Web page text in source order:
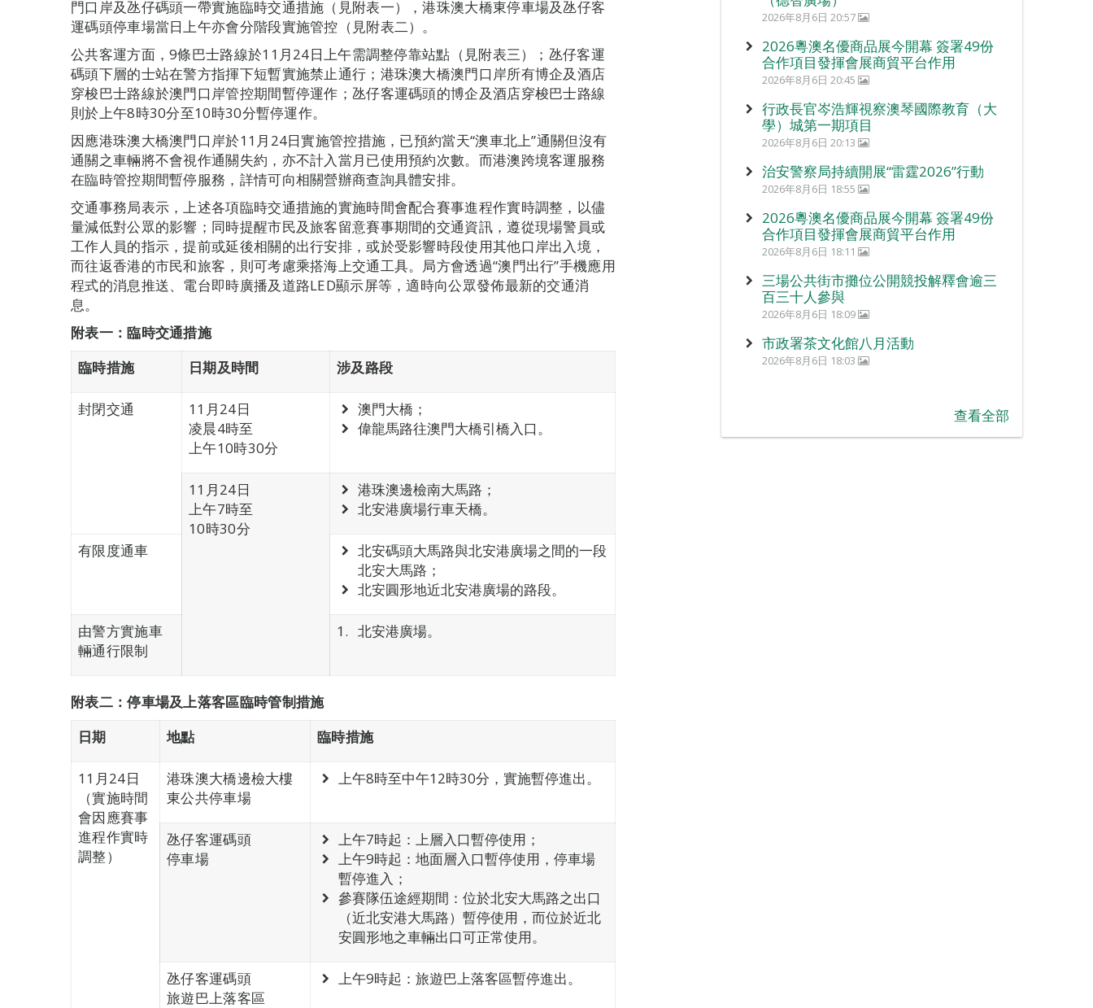
門口岸及氹仔碼頭一帶實施臨時交通措施（見附表一），港珠澳大橋東停車場及氹仔客
運碼頭停車場當日上午亦會分階段實施管控（見附表二）。
公共客運方面，9條巴士路線於11月24日上午需調整停靠站點（見附表三）；氹仔客運
碼頭下層的士站在警方指揮下短暫實施禁止通行；港珠澳大橋澳門口岸所有博企及酒店
穿梭巴士路線於澳門口岸管控期間暫停運作；氹仔客運碼頭的博企及酒店穿梭巴士路線
則於上午8時30分至10時30分暫停運作。
因應港珠澳大橋澳門口岸於11月24日實施管控措施，已預約當天“澳車北上”通關但沒有
通關之車輛將不會視作通關失約，亦不計入當月已使用預約次數。而港澳跨境客運服務
在臨時管控期間暫停服務，詳情可向相關營辦商查詢具體安排。
交通事務局表示，上述各項臨時交通措施的實施時間會配合賽事進程作實時調整，以儘
量減低對公眾的影響；同時提醒市民及旅客留意賽事期間的交通資訊，遵從現場警員或
工作人員的指示，提前或延後相關的出行安排，或於受影響時段使用其他口岸出入境，
而往返香港的市民和旅客，則可考慮乘搭海上交通工具。局方會透過“澳門出行”手機應用
程式的消息推送、電台即時廣播及道路LED顯示屏等，適時向公眾發佈最新的交通消
息。
附表一：臨時交通措施
臨時措施
日期及時間 涉及路段
封閉交通
11月24日
凌晨4時至
上午10時30分
澳門大橋；
偉龍馬路往澳門大橋引橋入口。
11月24日
上午7時至
10時30分
港珠澳邊檢南大馬路；
北安港廣場行車天橋。
有限度通車
北安碼頭大馬路與北安港廣場之間的一段
北安大馬路；
北安圓形地近北安港廣場的路段。
由警方實施車
輛通行限制
北安港廣場。
附表二：停車場及上落客區臨時管制措施
日期
地點 臨時措施
11月24日
（實施時間
會因應賽事
進程作實時
調整）
港珠澳大橋邊檢大樓
東公共停車場
上午8時至中午12時30分，實施暫停進出。
氹仔客運碼頭
停車場
上午7時起：上層入口暫停使用；
上午9時起：地面層入口暫停使用，停車場
暫停進入；
參賽隊伍途經期間：位於北安大馬路之出口
（近北安港大馬路）暫停使用，而位於近北
安圓形地之車輛出口可正常使用。
氹仔客運碼頭
旅遊巴上落客區
上午9時起：旅遊巴上落客區暫停進出。
2026年8月6日 20:57
2026粵澳名優商品展今開幕 簽署49份
合作項目發揮會展商貿平台作用
2026年8月6日 20:45
行政長官岑浩輝視察澳琴國際教育（大
學）城第一期項目
2026年8月6日 20:13
治安警察局持續開展“雷霆2026”行動
2026年8月6日 18:55
2026粵澳名優商品展今開幕 簽署49份
合作項目發揮會展商貿平台作用
2026年8月6日 18:11
三場公共街市攤位公開競投解釋會逾三
百三十人參與
2026年8月6日 18:09
市政署茶文化館八月活動
2026年8月6日 18:03
查看全部